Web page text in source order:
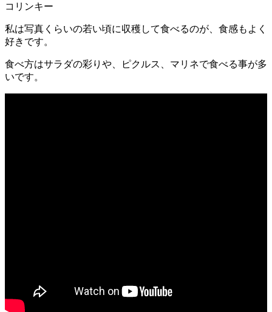
コリンキー
私は写真くらいの若い頃に収穫して食べるのが、食感もよく
好きです。
食べ方はサラダの彩りや、ピクルス、マリネで食べる事が多
いです。